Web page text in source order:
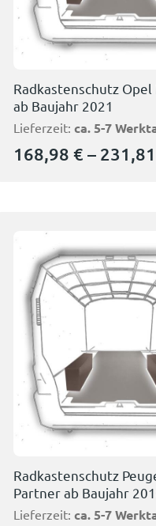
Radkastenschutz Opel
ab Baujahr 2021
Lieferzeit: ca. 5-7
168,98 € – 231,81
Radkastenschutz
Partner ab Baujahr
Lieferzeit: ca. 5-7